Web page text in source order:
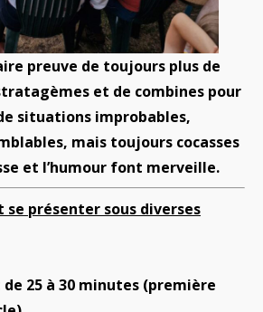
preuve de toujours plus de
et de combines pour
situations improbables,
mais toujours cocasses
et l’humour font merveille.
se présenter sous diverses
25 à 30 minutes (première